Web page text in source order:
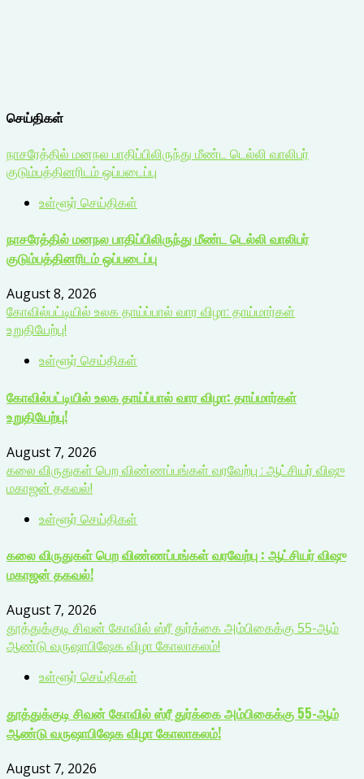
செய்திகள்
நாசரேத்தில் மனநல பாதிப்பிலிருந்து மீண்ட டெல்லி வாலிபர்
குடும்பத்தினரிடம் ஒப்படைப்பு
உள்ளூர் செய்திகள்
நாசரேத்தில் மனநல பாதிப்பிலிருந்து மீண்ட டெல்லி வாலிபர்
குடும்பத்தினரிடம் ஒப்படைப்பு
August 8, 2026
கோவில்பட்டியில் உலக தாய்ப்பால் வார விழா: தாய்மார்கள்
உறுதியேற்பு!
உள்ளூர் செய்திகள்
கோவில்பட்டியில் உலக தாய்ப்பால் வார விழா: தாய்மார்கள்
உறுதியேற்பு!
August 7, 2026
கலை விருதுகள் பெற விண்ணப்பங்கள் வரவேற்பு : ஆட்சியர் விஷு
மகாஜன் தகவல்!
உள்ளூர் செய்திகள்
கலை விருதுகள் பெற விண்ணப்பங்கள் வரவேற்பு : ஆட்சியர் விஷு
மகாஜன் தகவல்!
August 7, 2026
தூத்துக்குடி சிவன் கோவில் ஸ்ரீ துர்க்கை அம்பிகைக்கு 55-ஆம்
ஆண்டு வருஷாபிஷேக விழா கோலாகலம்!
உள்ளூர் செய்திகள்
தூத்துக்குடி சிவன் கோவில் ஸ்ரீ துர்க்கை அம்பிகைக்கு 55-ஆம்
ஆண்டு வருஷாபிஷேக விழா கோலாகலம்!
August 7, 2026